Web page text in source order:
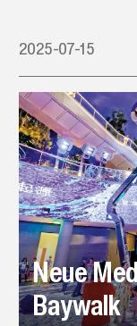
2025-07-15
Neue
Baywalk